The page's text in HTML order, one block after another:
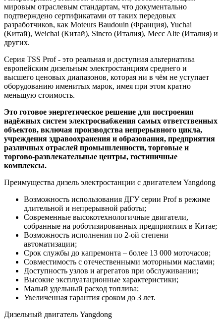
мировым отраслевым стандартам, что документально
подтверждено сертификатами от таких передовых
разработчиков, как Moteurs Baudouin (Франция), Yuchai
(Китай), Weichai (Китай), Sincro (Италия), Mecc Alte (Италия) и
других.
Серия TSS Prof - это реальная и доступная альтернатива
европейским дизельным электростанциям среднего и
высшего ценовых диапазонов, которая ни в чём не уступает
оборудованию именитых марок, имея при этом кратно
меньшую стоимость.
Это готовое энергетическое решение для построения
надёжных систем электроснабжения самых ответственных
объектов, включая производства непрерывного цикла,
учреждения здравоохранения и образования, предприятия
различных отраслей промышленности, торговые и
торгово-развлекательные центры, гостиничные
комплексы.
Преимущества дизель электростанции с двигателем Yangdong
Возможность использования ДГУ серии Prof в режиме
длительной и непрерывной работы;
Современные высокотехнологичные двигатели,
собранные на роботизированных предприятиях в Китае;
Возможность исполнения по 2-ой степени
автоматизации;
Срок службы до капремонта – более 13 000 моточасов;
Совместимость с отечественными моторными маслами;
Доступность узлов и агрегатов при обслуживании;
Высокие эксплуатационные характеристики;
Малый удельный расход топлива;
Увеличенная гарантия сроком до 3 лет.
Дизельный двигатель Yangdong